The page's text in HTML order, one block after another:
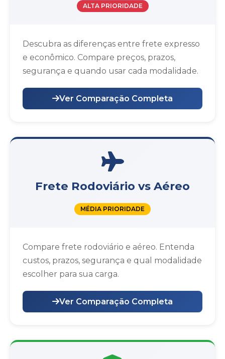
ALTA PRIORIDADE
Descubra as diferenças entre frete expresso
e econômico. Compare preços, prazos,
segurança e quando usar cada modalidade.
Ver Comparação Completa
Frete Rodoviário vs Aéreo
MÉDIA PRIORIDADE
Compare frete rodoviário e aéreo. Entenda
custos, prazos, segurança e qual modalidade
escolher para sua carga.
Ver Comparação Completa